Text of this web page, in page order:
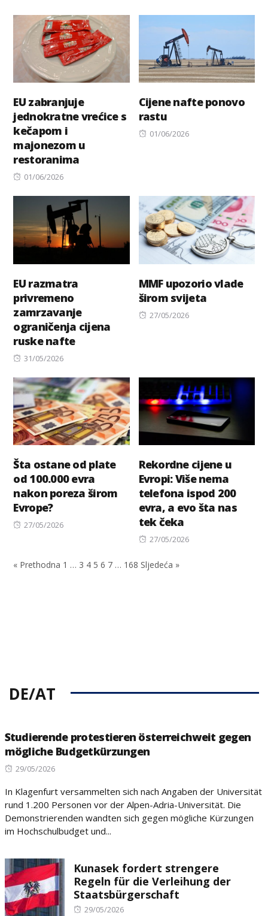
EU zabranjuje
jednokratne vrećice s
kečapom i
majonezom u
restoranima
Posted
01/06/2026
Cijene nafte ponovo
rastu
Posted
01/06/2026
EU razmatra
privremeno
zamrzavanje
ograničenja ciјena
ruske nafte
Posted
31/05/2026
MMF upozorio vlade
širom svijeta
Posted
27/05/2026
Šta ostane od plate
od 100.000 evra
nakon poreza širom
Evrope?
Posted
27/05/2026
Rekordne cijene u
Evropi: Više nema
telefona ispod 200
evra, a evo šta nas
tek čeka
Posted
27/05/2026
« Prethodna 1 … 3 4 5 6 7 … 168 Sljedeća »
DE/AT
Studierende protestieren österreichweit gegen
mögliche Budgetkürzungen
Posted
29/05/2026
In Klagenfurt versammelten sich nach Angaben der Universität
rund 1.200 Personen vor der Alpen-Adria-Universität. Die
Demonstrierenden wandten sich gegen mögliche Kürzungen
im Hochschulbudget und...
Kunasek fordert strengere
Regeln für die Verleihung der
Staatsbürgerschaft
Posted
29/05/2026